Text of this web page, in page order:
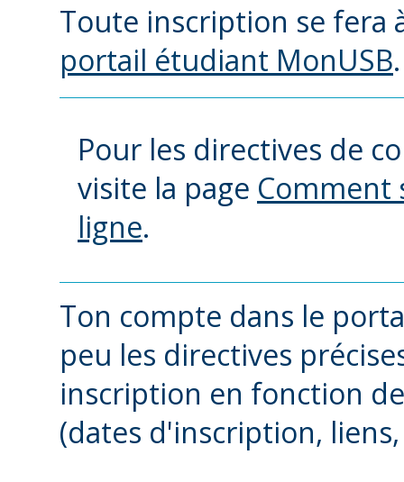
Toute inscription se fera
portail étudiant MonUSB.
Pour les directives de
visite la page Comment
ligne.
Ton compte dans le
peu les directives
inscription en fonction
(dates d'inscription,